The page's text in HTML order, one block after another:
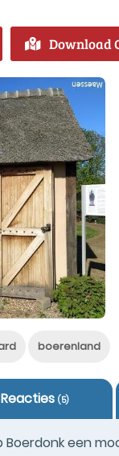
Download
boerenland
Reacties(5)
een